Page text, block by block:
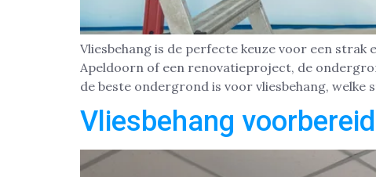
Vliesbehang is de perfecte keuze voor een
Apeldoorn of een renovatieproject, de
de beste ondergrond is voor vliesbehang, welke
Vliesbehang